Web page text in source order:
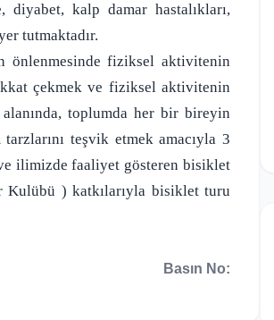
kalp damar hastalıkları,
tutmaktadır.
önlenmesinde fiziksel aktivitenin
çekmek ve fiziksel aktivitenin
alanında, toplumda her bir bireyin
teşvik etmek amacıyla 3
ilimizde faaliyet gösteren bisiklet
) katkılarıyla bisiklet turu
Basın No: